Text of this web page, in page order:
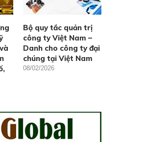
Bộ quy tắc quản trị
công ty Việt Nam –
Danh cho công ty đại
chúng tại Việt Nam
08/02/2026